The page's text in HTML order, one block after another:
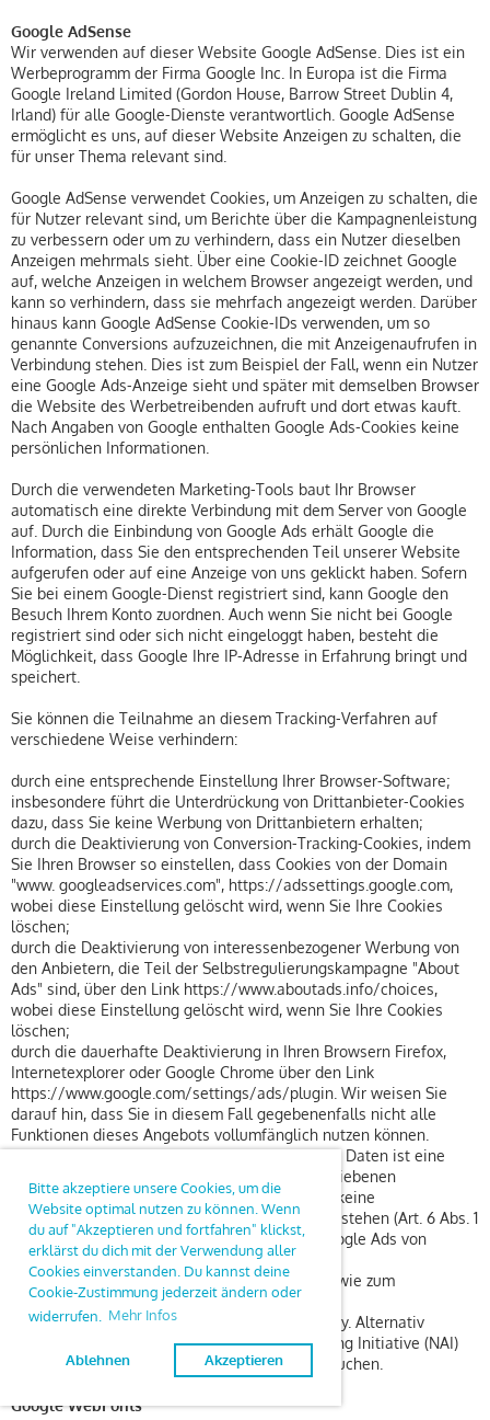
Bitte akzeptiere unsere Cookies, um die
Website optimal nutzen zu können. Wenn
du auf "Akzeptieren und fortfahren" klickst,
erklärst du dich mit der Verwendung aller
Cookies einverstanden. Du kannst deine
Cookie-Zustimmung jederzeit ändern oder
widerrufen.
Mehr Infos
Ablehnen Akzeptieren
Google AdSense
Wir verwenden auf dieser Website Google AdSense. Dies ist ein
Werbeprogramm der Firma Google Inc. In Europa ist die Firma
Google Ireland Limited (Gordon House, Barrow Street Dublin 4,
Irland) für alle Google-Dienste verantwortlich. Google AdSense
ermöglicht es uns, auf dieser Website Anzeigen zu schalten, die
für unser Thema relevant sind.
Google AdSense verwendet Cookies, um Anzeigen zu schalten, die
für Nutzer relevant sind, um Berichte über die Kampagnenleistung
zu verbessern oder um zu verhindern, dass ein Nutzer dieselben
Anzeigen mehrmals sieht. Über eine Cookie-ID zeichnet Google
auf, welche Anzeigen in welchem Browser angezeigt werden, und
kann so verhindern, dass sie mehrfach angezeigt werden. Darüber
hinaus kann Google AdSense Cookie-IDs verwenden, um so
genannte Conversions aufzuzeichnen, die mit Anzeigenaufrufen in
Verbindung stehen. Dies ist zum Beispiel der Fall, wenn ein Nutzer
eine Google Ads-Anzeige sieht und später mit demselben Browser
die Website des Werbetreibenden aufruft und dort etwas kauft.
Nach Angaben von Google enthalten Google Ads-Cookies keine
persönlichen Informationen.
Durch die verwendeten Marketing-Tools baut Ihr Browser
automatisch eine direkte Verbindung mit dem Server von Google
auf. Durch die Einbindung von Google Ads erhält Google die
Information, dass Sie den entsprechenden Teil unserer Website
aufgerufen oder auf eine Anzeige von uns geklickt haben. Sofern
Sie bei einem Google-Dienst registriert sind, kann Google den
Besuch Ihrem Konto zuordnen. Auch wenn Sie nicht bei Google
registriert sind oder sich nicht eingeloggt haben, besteht die
Möglichkeit, dass Google Ihre IP-Adresse in Erfahrung bringt und
speichert.
Sie können die Teilnahme an diesem Tracking-Verfahren auf
verschiedene Weise verhindern:
durch eine entsprechende Einstellung Ihrer Browser-Software;
insbesondere führt die Unterdrückung von Drittanbieter-Cookies
dazu, dass Sie keine Werbung von Drittanbietern erhalten;
durch die Deaktivierung von Conversion-Tracking-Cookies, indem
Sie Ihren Browser so einstellen, dass Cookies von der Domain
"www. googleadservices.com", https://adssettings.google.com,
wobei diese Einstellung gelöscht wird, wenn Sie Ihre Cookies
löschen;
durch die Deaktivierung von interessenbezogener Werbung von
den Anbietern, die Teil der Selbstregulierungskampagne "About
Ads" sind, über den Link https://www.aboutads.info/choices,
wobei diese Einstellung gelöscht wird, wenn Sie Ihre Cookies
löschen;
durch die dauerhafte Deaktivierung in Ihren Browsern Firefox,
Internetexplorer oder Google Chrome über den Link
https://www.google.com/settings/ads/plugin. Wir weisen Sie
darauf hin, dass Sie in diesem Fall gegebenenfalls nicht alle
Funktionen dieses Angebots vollumfänglich nutzen können.
Die Rechtsgrundlage für die Verarbeitung Ihrer Daten ist eine
Interessenabwägung, wonach der oben beschriebenen
Verarbeitung Ihrer personenbezogenen Daten keine
überwiegenden Interessen Ihrerseits entgegenstehen (Art. 6 Abs. 1
S. 1 lit. f DSGVO). Weitere Informationen zu Google Ads von
Google finden Sie unter
https://ads.google.com/intl/de_DE/home/, sowie zum
Datenschutz bei Google allgemein:
https://www.google.de/intl/de/policies/privacy. Alternativ
können Sie die Website der Network Advertising Initiative (NAI)
unter https://www.networkadvertising.org besuchen.
Google WebFonts